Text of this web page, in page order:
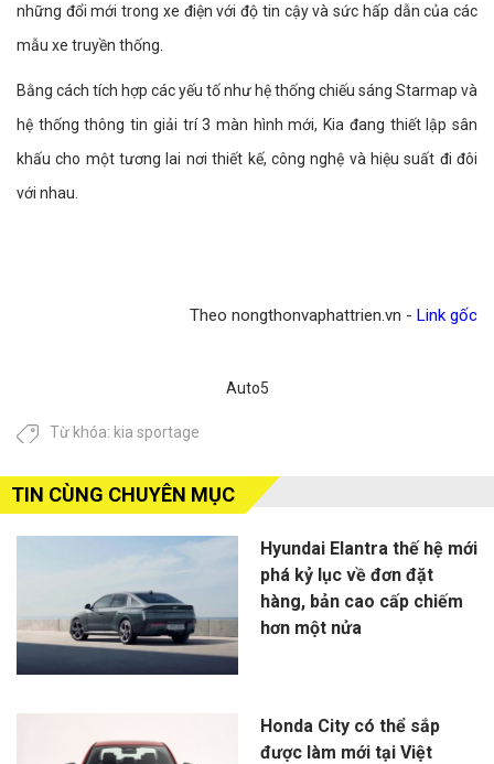
những đổi mới trong xe điện với độ tin cậy và sức hấp dẫn của các
mẫu xe truyền thống.
Bằng cách tích hợp các yếu tố như hệ thống chiếu sáng Starmap và
hệ thống thông tin giải trí 3 màn hình mới, Kia đang thiết lập sân
khấu cho một tương lai nơi thiết kế, công nghệ và hiệu suất đi đôi
với nhau.
Theo nongthonvaphattrien.vn - Link gốc
Auto5
Từ khóa: kia sportage
TIN CÙNG CHUYÊN MỤC
Hyundai Elantra thế hệ mới
phá kỷ lục về đơn đặt
hàng, bản cao cấp chiếm
hơn một nửa
Honda City có thể sắp
được làm mới tại Việt